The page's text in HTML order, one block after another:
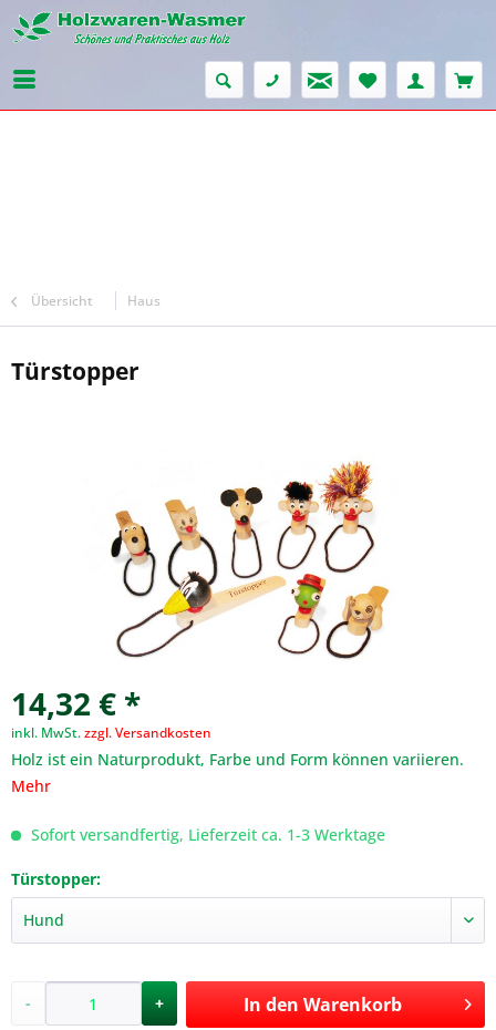
Übersicht Haus
Türstopper
14,32 € *
inkl. MwSt.zzgl. Versandkosten
Holz ist ein Naturprodukt, Farbe und Form können variieren.
Mehr
Sofort versandfertig, Lieferzeit ca. 1-3 Werktage
Türstopper:
- + In den Warenkorb